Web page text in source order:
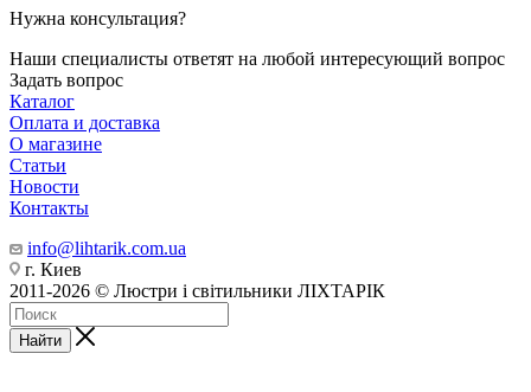
Нужна консультация?
Наши специалисты ответят на любой интересующий вопрос
Задать вопрос
Каталог
Оплата и доставка
О магазине
Статьи
Новости
Контакты
info@lihtarik.com.ua
г. Киев
2011-2026 © Люстри і світильники ЛІХТАРІК
Найти